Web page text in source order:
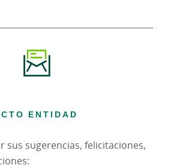
ENTIDAD
sus sugerencias, felicitaciones,